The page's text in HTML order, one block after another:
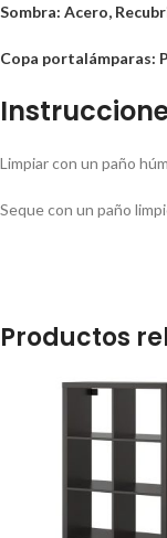
Sombra: Acero,
Copa portalámparas:
Limpiar con un paño
Seque con un paño
Productos